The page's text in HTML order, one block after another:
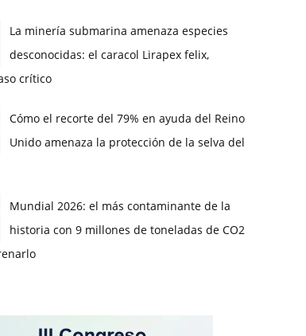
La minería submarina amenaza especies
desconocidas: el caracol Lirapex felix,
crítico
Cómo el recorte del 79% en ayuda del Reino
Unido amenaza la protección de la selva del
Mundial 2026: el más contaminante de la
historia con 9 millones de toneladas de CO2